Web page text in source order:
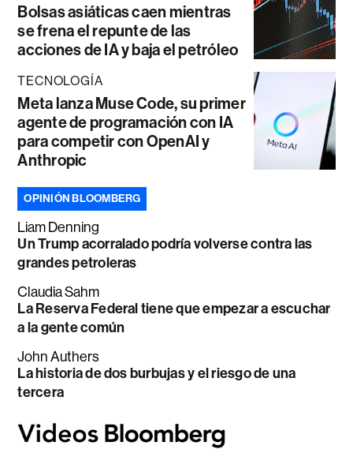
Bolsas asiáticas caen mientras
se frena el repunte de las
acciones de IA y baja el petróleo
TECNOLOGÍA
Meta lanza Muse Code, su primer
agente de programación con IA
para competir con OpenAI y
Anthropic
OPINIÓN BLOOMBERG
Liam Denning
Un Trump acorralado podría volverse contra las
grandes petroleras
Claudia Sahm
La Reserva Federal tiene que empezar a escuchar
a la gente común
John Authers
La historia de dos burbujas y el riesgo de una
tercera